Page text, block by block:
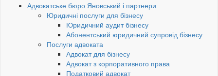
Адвокатське бюро Яновський і партнери
Юридичні послуги для бізнесу
Юридичний аудит бізнесу
Абонентський юридичний супровід бізнесу
Послуги адвоката
Адвокат для бізнесу
Адвокат з корпоративного права
Податковий адвокат